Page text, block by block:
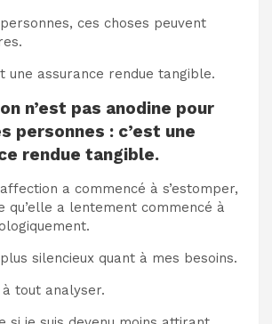
ces choses peuvent
une assurance rendue tangible.
n’est pas anodine pour
personnes : c’est une
rendue tangible.
a commencé à s’estomper,
qu’elle a lentement commencé à
silencieux quant à mes besoins.
tout analyser.